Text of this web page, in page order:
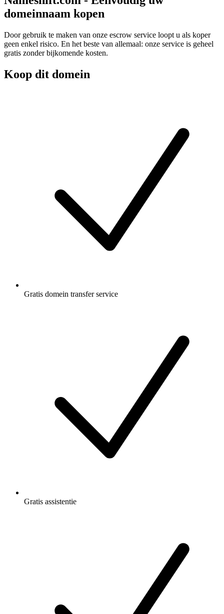
domeinnaam kopen
Door gebruik te maken van onze escrow service loopt u als koper
geen enkel risico. En het beste van allemaal: onze service is geheel
gratis zonder bijkomende kosten.
Koop dit domein
Gratis domein transfer service
Gratis assistentie